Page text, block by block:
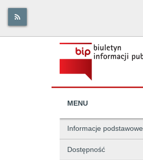
MENU
Informacje podstawowe
Dostępność